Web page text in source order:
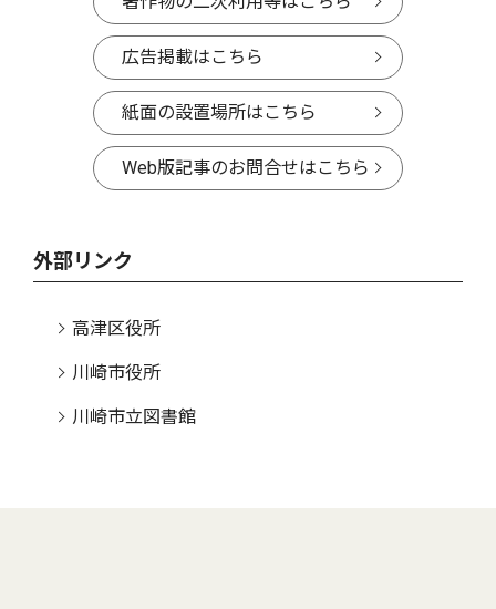
広告掲載はこちら
紙面の設置場所はこちら
Web版記事のお問合せはこちら
外部リンク
高津区役所
川崎市役所
川崎市立図書館